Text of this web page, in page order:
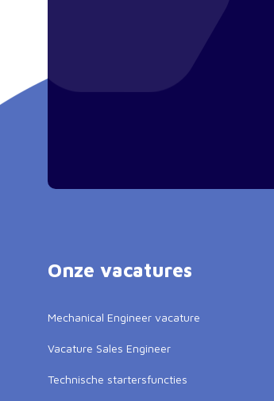
Onze vacatures
Mechanical Engineer vacature
Vacature Sales Engineer
Technische startersfuncties